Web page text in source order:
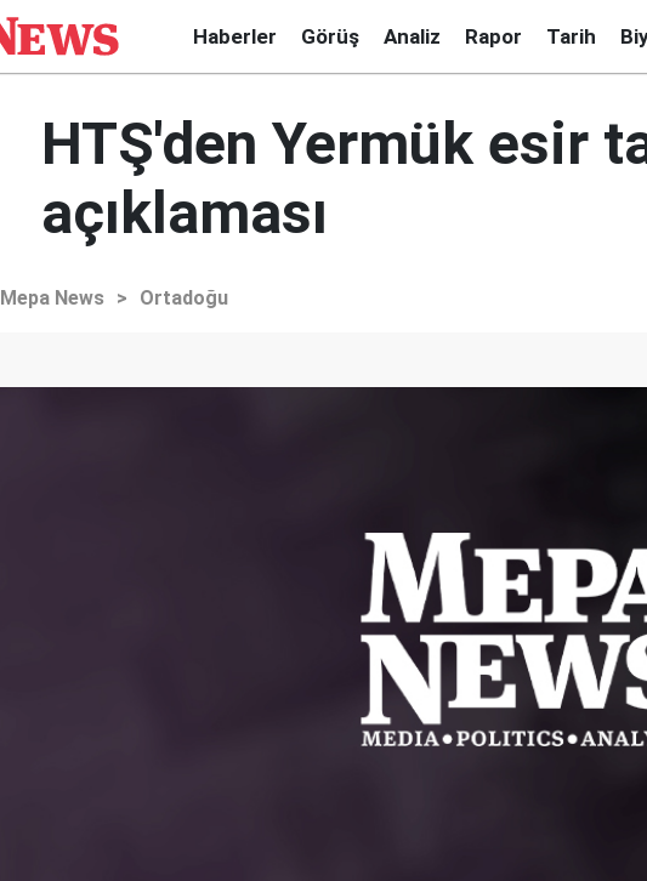
Haberler Görüş Analiz Rapor Tarih
HTŞ'den Yermük esir
açıklaması
Mepa News > Ortadoğu